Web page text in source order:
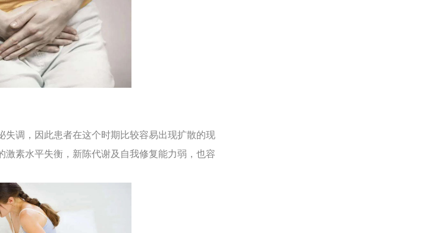
调，因此患者在这个时期比较容易出现扩散的现
激素水平失衡，新陈代谢及自我修复能力弱，也容